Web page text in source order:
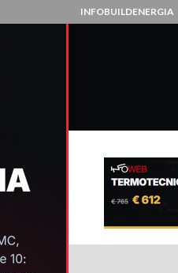
INFOBUILDENERGIA